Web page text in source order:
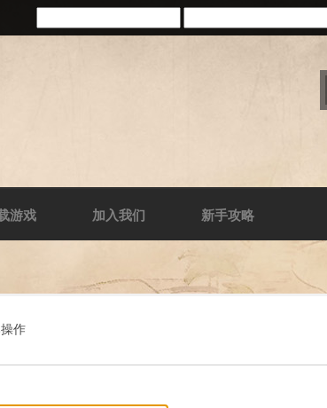
游戏 加入我们 新手攻略
作